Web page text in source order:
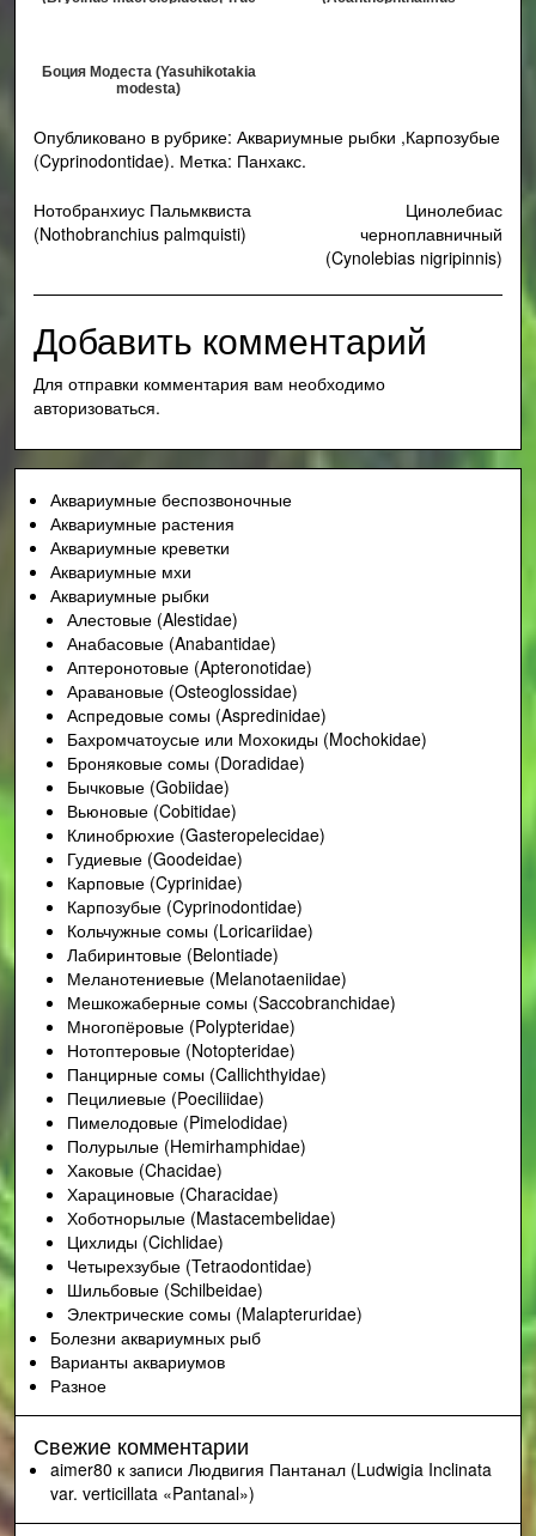
Боция Модеста (Yasuhikotakia
modesta)
Опубликовано в рубрике: Аквариумные рыбки ,Карпозубые
(Cyprinodontidae). Метка: Панхакс.
Навигация
по
записям
Нотобранхиус Пальмквиста
(Nothobranchius palmquisti)
Цинолебиас
черноплавничный
(Cynolebias nigripinnis)
Добавить комментарий
Для отправки комментария вам необходимо
авторизоваться.
Аквариумные беспозвоночные
Аквариумные растения
Аквариумные креветки
Аквариумные мхи
Аквариумные рыбки
Алестовые (Alestidae)
Анабасовые (Anabantidae)
Аптеронотовые (Apteronotidae)
Аравановые (Osteoglossidae)
Аспредовые сомы (Aspredinidae)
Бахромчатоусые или Мохокиды (Mochokidae)
Броняковые сомы (Doradidae)
Бычковые (Gobiidae)
Вьюновые (Cobitidae)
Клинобрюхие (Gasteropelecidae)
Гудиевые (Goodeidae)
Карповые (Cyprinidae)
Карпозубые (Cyprinodontidae)
Кольчужные сомы (Loricariidae)
Лабиринтовые (Belontiade)
Меланотениевые (Melanotaeniidae)
Мешкожаберные сомы (Saccobranchidae)
Многопёровые (Polypteridae)
Нотоптеровые (Notopteridae)
Панцирные сомы (Callichthyidae)
Пецилиевые (Poeciliidae)
Пимелодовые (Pimelodidae)
Полурылые (Hemirhamphidae)
Хаковые (Chacidae)
Харациновые (Characidae)
Хоботнорылые (Mastacembelidae)
Цихлиды (Cichlidae)
Четырехзубые (Tetraodontidae)
Шильбовые (Schilbeidae)
Электрические сомы (Malapteruridae)
Болезни аквариумных рыб
Варианты аквариумов
Разное
Свежие комментарии
aimer80 к записи Людвигия Пантанал (Ludwigia Inclinata
var. verticillata «Pantanal»)